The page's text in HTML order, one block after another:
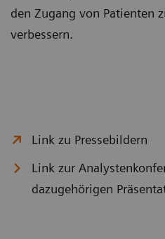
den Zugang von Patienten
verbessern.
Link zu Pressebildern
Link zur
dazugehörigen